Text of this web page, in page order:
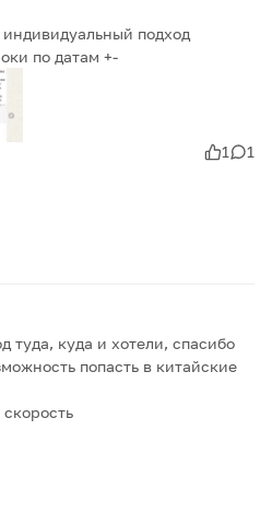
подход
по датам +-
1 1
туда, куда и хотели, спасибо
попасть в китайские